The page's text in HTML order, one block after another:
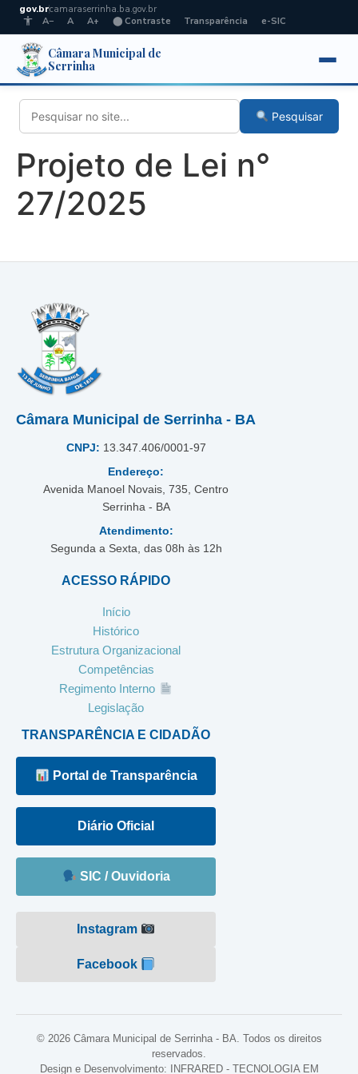
gov.brcamaraserrinha.ba.gov.br
A−
A A+ ⬤ Contraste Transparência e-SIC
Câmara Municipal de
Serrinha
Pesquisar
Projeto de Lei n°
27/2025
Câmara Municipal de Serrinha - BA
CNPJ: 13.347.406/0001-97
Endereço:
Avenida Manoel Novais, 735, Centro
Serrinha - BA
Atendimento:
Segunda a Sexta, das 08h às 12h
ACESSO RÁPIDO
Início
Histórico
Estrutura Organizacional
Competências
Regimento Interno
Legislação
TRANSPARÊNCIA E CIDADÃO
Portal de Transparência
Diário Oficial
SIC / Ouvidoria
Instagram
Facebook
© 2026 Câmara Municipal de Serrinha - BA. Todos os direitos
reservados.
Design e Desenvolvimento: INFRARED - TECNOLOGIA EM